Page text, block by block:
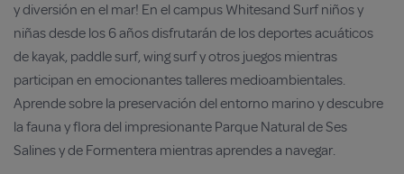
y diversión en el mar! En el campus Whitesand Surf niños y
niñas desde los 6 años disfrutarán de los deportes acuáticos
de kayak, paddle surf, wing surf y otros juegos mientras
participan en emocionantes talleres medioambientales.
Aprende sobre la preservación del entorno marino y descubre
la fauna y flora del impresionante Parque Natural de Ses
Salines y de Formentera mientras aprendes a navegar.